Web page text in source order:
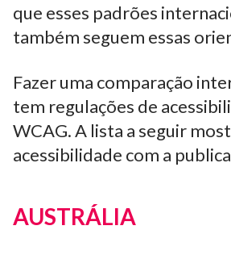
que esses padrões
também seguem essas
Fazer uma comparação
tem regulações de
WCAG. A lista a seguir
acessibilidade com a
AUSTRÁLIA